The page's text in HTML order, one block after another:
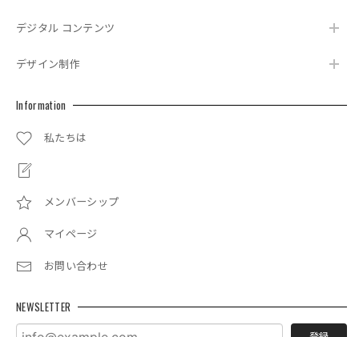
デジタル コンテンツ
デザイン制作
Information
私たちは
メンバーシップ
マイページ
お問い合わせ
NEWSLETTER